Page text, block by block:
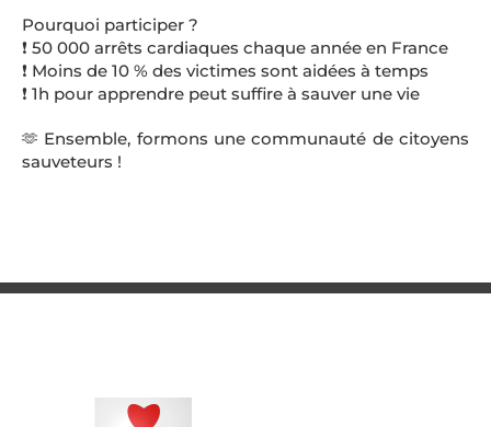
Pourquoi participer ?
❗ 50 000 arrêts cardiaques chaque année en France
❗ Moins de 10 % des victimes sont aidées à temps
❗ 1h pour apprendre peut suffire à sauver une vie
🫶 Ensemble, formons une communauté de citoyens
sauveteurs !